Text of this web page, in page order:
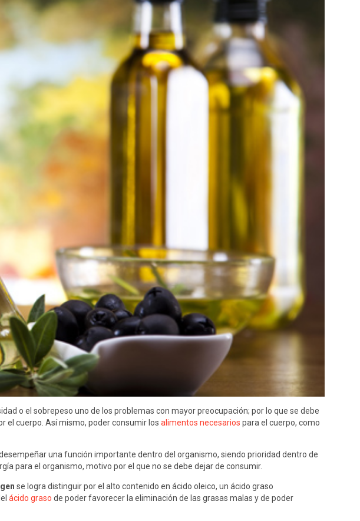
o el sobrepeso uno de los problemas con mayor preocupación; por lo que se debe
el cuerpo. Así mismo, poder consumir los alimentos necesarios para el cuerpo, como
una función importante dentro del organismo, siendo prioridad dentro de
para el organismo, motivo por el que no se debe dejar de consumir.
se logra distinguir por el alto contenido en ácido oleico, un ácido graso
ácido graso de poder favorecer la eliminación de las grasas malas y de poder